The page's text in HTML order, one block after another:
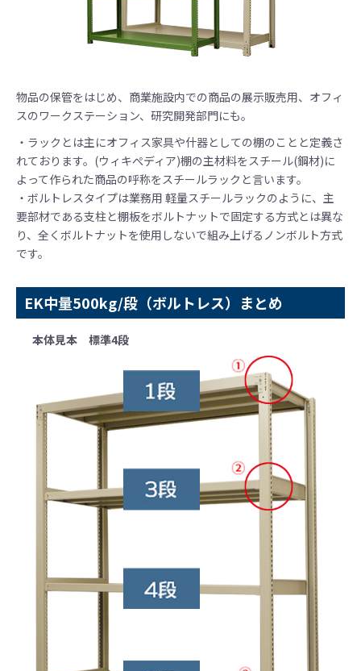
物品の保管をはじめ、商業施設内での商品の展示販売用、オフィ
スのワークステーション、研究開発部門にも。
・ラックとは主にオフィス家具や什器としての棚のことと定義さ
れております。(ウィキぺディア)棚の主材料をスチール(鋼材)に
よって作られた商品の呼称をスチールラックと言います。
・ボルトレスタイプは業務用 軽量スチールラックのように、主
要部材である支柱と棚板をボルトナットで固定する方式とは異な
り、全くボルトナットを使用しないで組み上げるノンボルト方式
です。
EK中量500kg/段（ボルトレス）まとめ
本体見本 標準4段